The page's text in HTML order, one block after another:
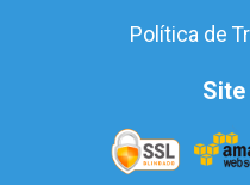
Política de